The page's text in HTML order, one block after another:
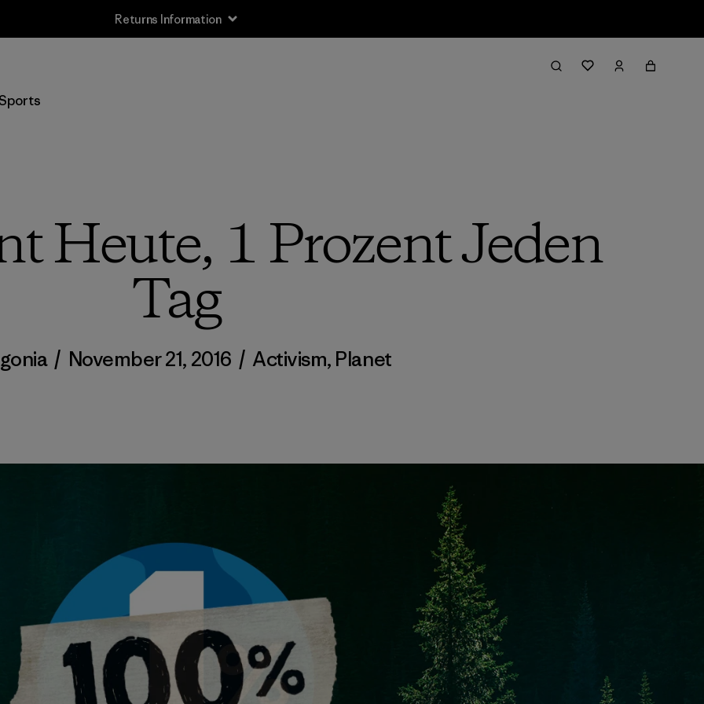
Returns Information
Heute, 1 Prozent Jeden
Tag
/ November 21, 2016 / Activism, Planet